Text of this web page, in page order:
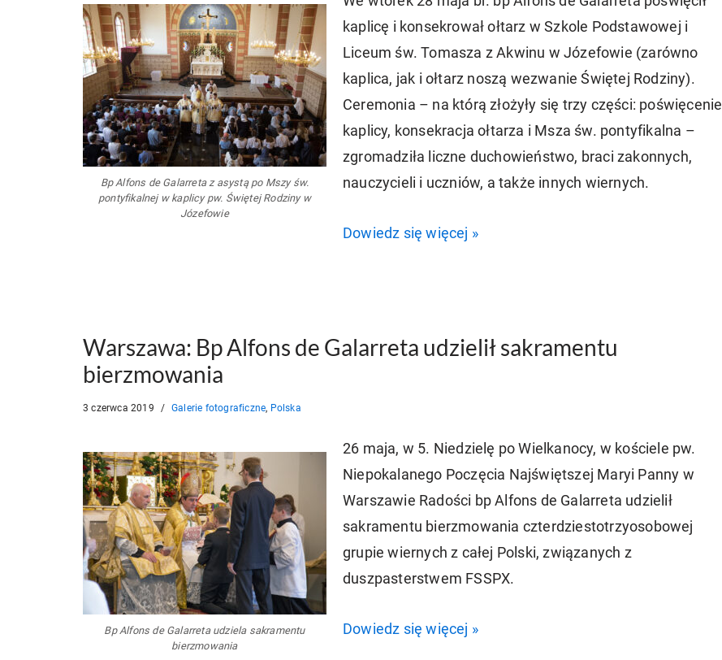
Bp Alfons de Galarreta z asystą po Mszy św.
pontyfikalnej w kaplicy pw. Świętej Rodziny w
Józefowie
kaplicę i konsekrował ołtarz w Szkole Podstawowej i
Liceum św. Tomasza z Akwinu w Józefowie (zarówno
kaplica, jak i ołtarz noszą wezwanie Świętej Rodziny).
Ceremonia – na którą złożyły się trzy części: poświęcenie
kaplicy, konsekracja ołtarza i Msza św. pontyfikalna –
zgromadziła liczne duchowieństwo, braci zakonnych,
nauczycieli i uczniów, a także innych wiernych.
Dowiedz się więcej »
Warszawa: Bp Alfons de Galarreta udzielił sakramentu
bierzmowania
3 czerwca 2019 Galerie fotograficzne, Polska
Bp Alfons de Galarreta udziela sakramentu
bierzmowania
26 maja, w 5. Niedzielę po Wielkanocy, w kościele pw.
Niepokalanego Poczęcia Najświętszej Maryi Panny w
Warszawie Radości bp Alfons de Galarreta udzielił
sakramentu bierzmowania czterdziestotrzyosobowej
grupie wiernych z całej Polski, związanych z
duszpasterstwem FSSPX.
Dowiedz się więcej »